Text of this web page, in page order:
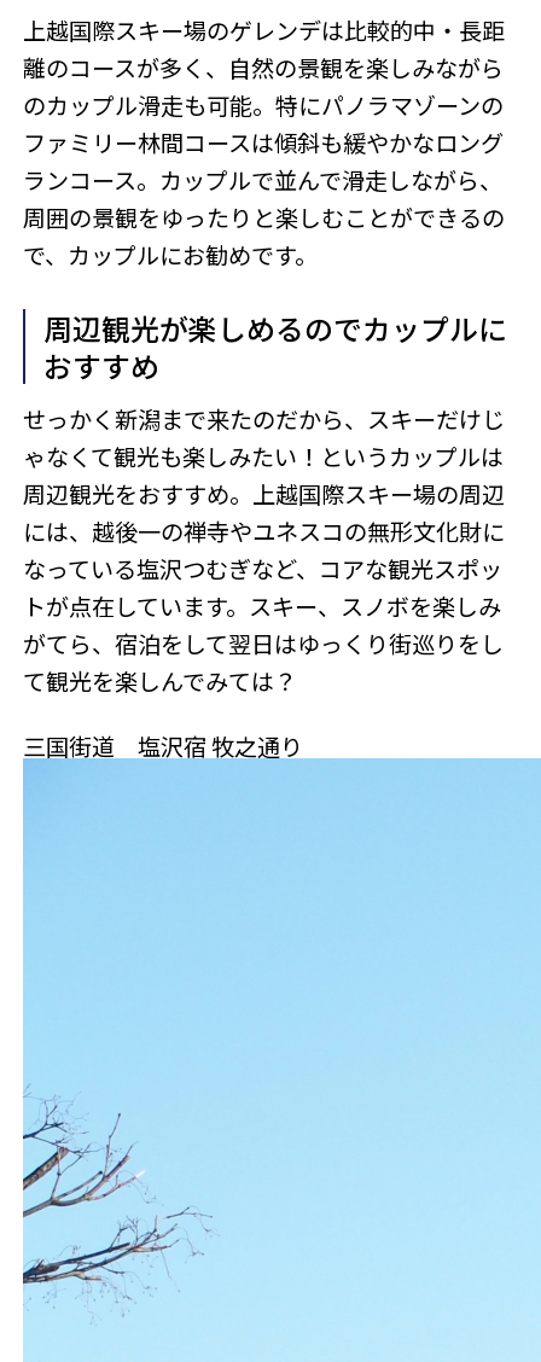
上越国際スキー場のゲレンデは比較的中・長距
離のコースが多く、自然の景観を楽しみながら
のカップル滑走も可能。特にパノラマゾーンの
ファミリー林間コースは傾斜も緩やかなロング
ランコース。カップルで並んで滑走しながら、
周囲の景観をゆったりと楽しむことができるの
で、カップルにお勧めです。
周辺観光が楽しめるのでカップルに
おすすめ
せっかく新潟まで来たのだから、スキーだけじ
ゃなくて観光も楽しみたい！というカップルは
周辺観光をおすすめ。上越国際スキー場の周辺
には、越後一の禅寺やユネスコの無形文化財に
なっている塩沢つむぎなど、コアな観光スポッ
トが点在しています。スキー、スノボを楽しみ
がてら、宿泊をして翌日はゆっくり街巡りをし
て観光を楽しんでみては？
三国街道 塩沢宿 牧之通り